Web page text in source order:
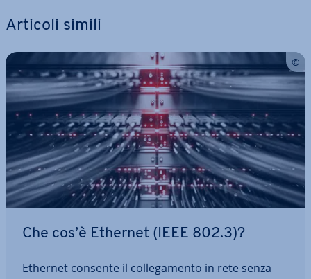
Articoli simili
Che cos’è Ethernet (IEEE 802.3)?
Ethernet consente il col­le­ga­men­to in rete senza